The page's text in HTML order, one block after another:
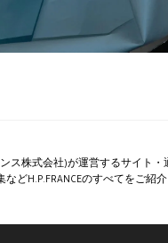
ス株式会社)が運営するサイト・
どH.P.FRANCEのすべてをご紹介